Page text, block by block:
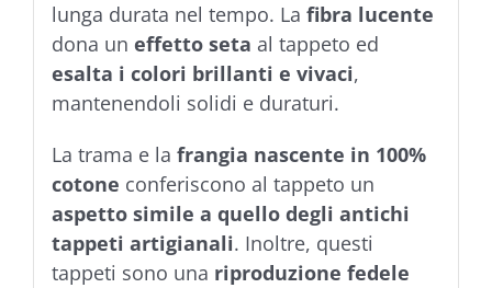
lunga durata nel tempo. La fibra lucente
dona un effetto seta al tappeto ed
esalta i colori brillanti e vivaci,
mantenendoli solidi e duraturi.
La trama e la frangia nascente in 100%
cotone conferiscono al tappeto un
aspetto simile a quello degli antichi
tappeti artigianali. Inoltre, questi
tappeti sono una riproduzione fedele